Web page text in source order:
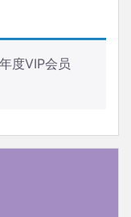
度VIP会员